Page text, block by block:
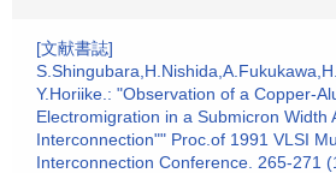
[文献書誌]
Y.Horiike.: "Observation of a Copper-
Electromigration in a Submicron Width
Interconnection"" Proc.of 1991 VLSI
Interconnection Conference. 265-271